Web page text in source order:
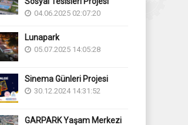
04.06.2025 02:07:20
Lunapark
05.07.2025 14:05:28
Sinema Günleri Projesi
30.12.2024 14:31:52
GARPARK Yaşam Merkezi